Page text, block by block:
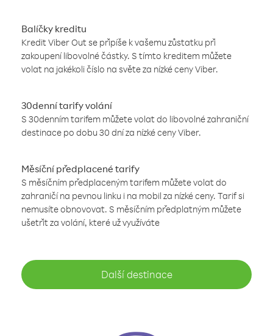
Balíčky kreditu
Kredit Viber Out se připíše k vašemu zůstatku při
zakoupení libovolné částky. S tímto kreditem můžete
volat na jakékoli číslo na světe za nízké ceny Viber.
30denní tarify volání
S 30denním tarifem můžete volat do libovolné zahraniční
destinace po dobu 30 dní za nízké ceny Viber.
Měsíční předplacené tarify
S měsíčním předplaceným tarifem můžete volat do
zahraničí na pevnou linku i na mobil za nízké ceny. Tarif si
nemusíte obnovovat. S měsíčním předplatným můžete
ušetřit za volání, které už využíváte
Další destinace